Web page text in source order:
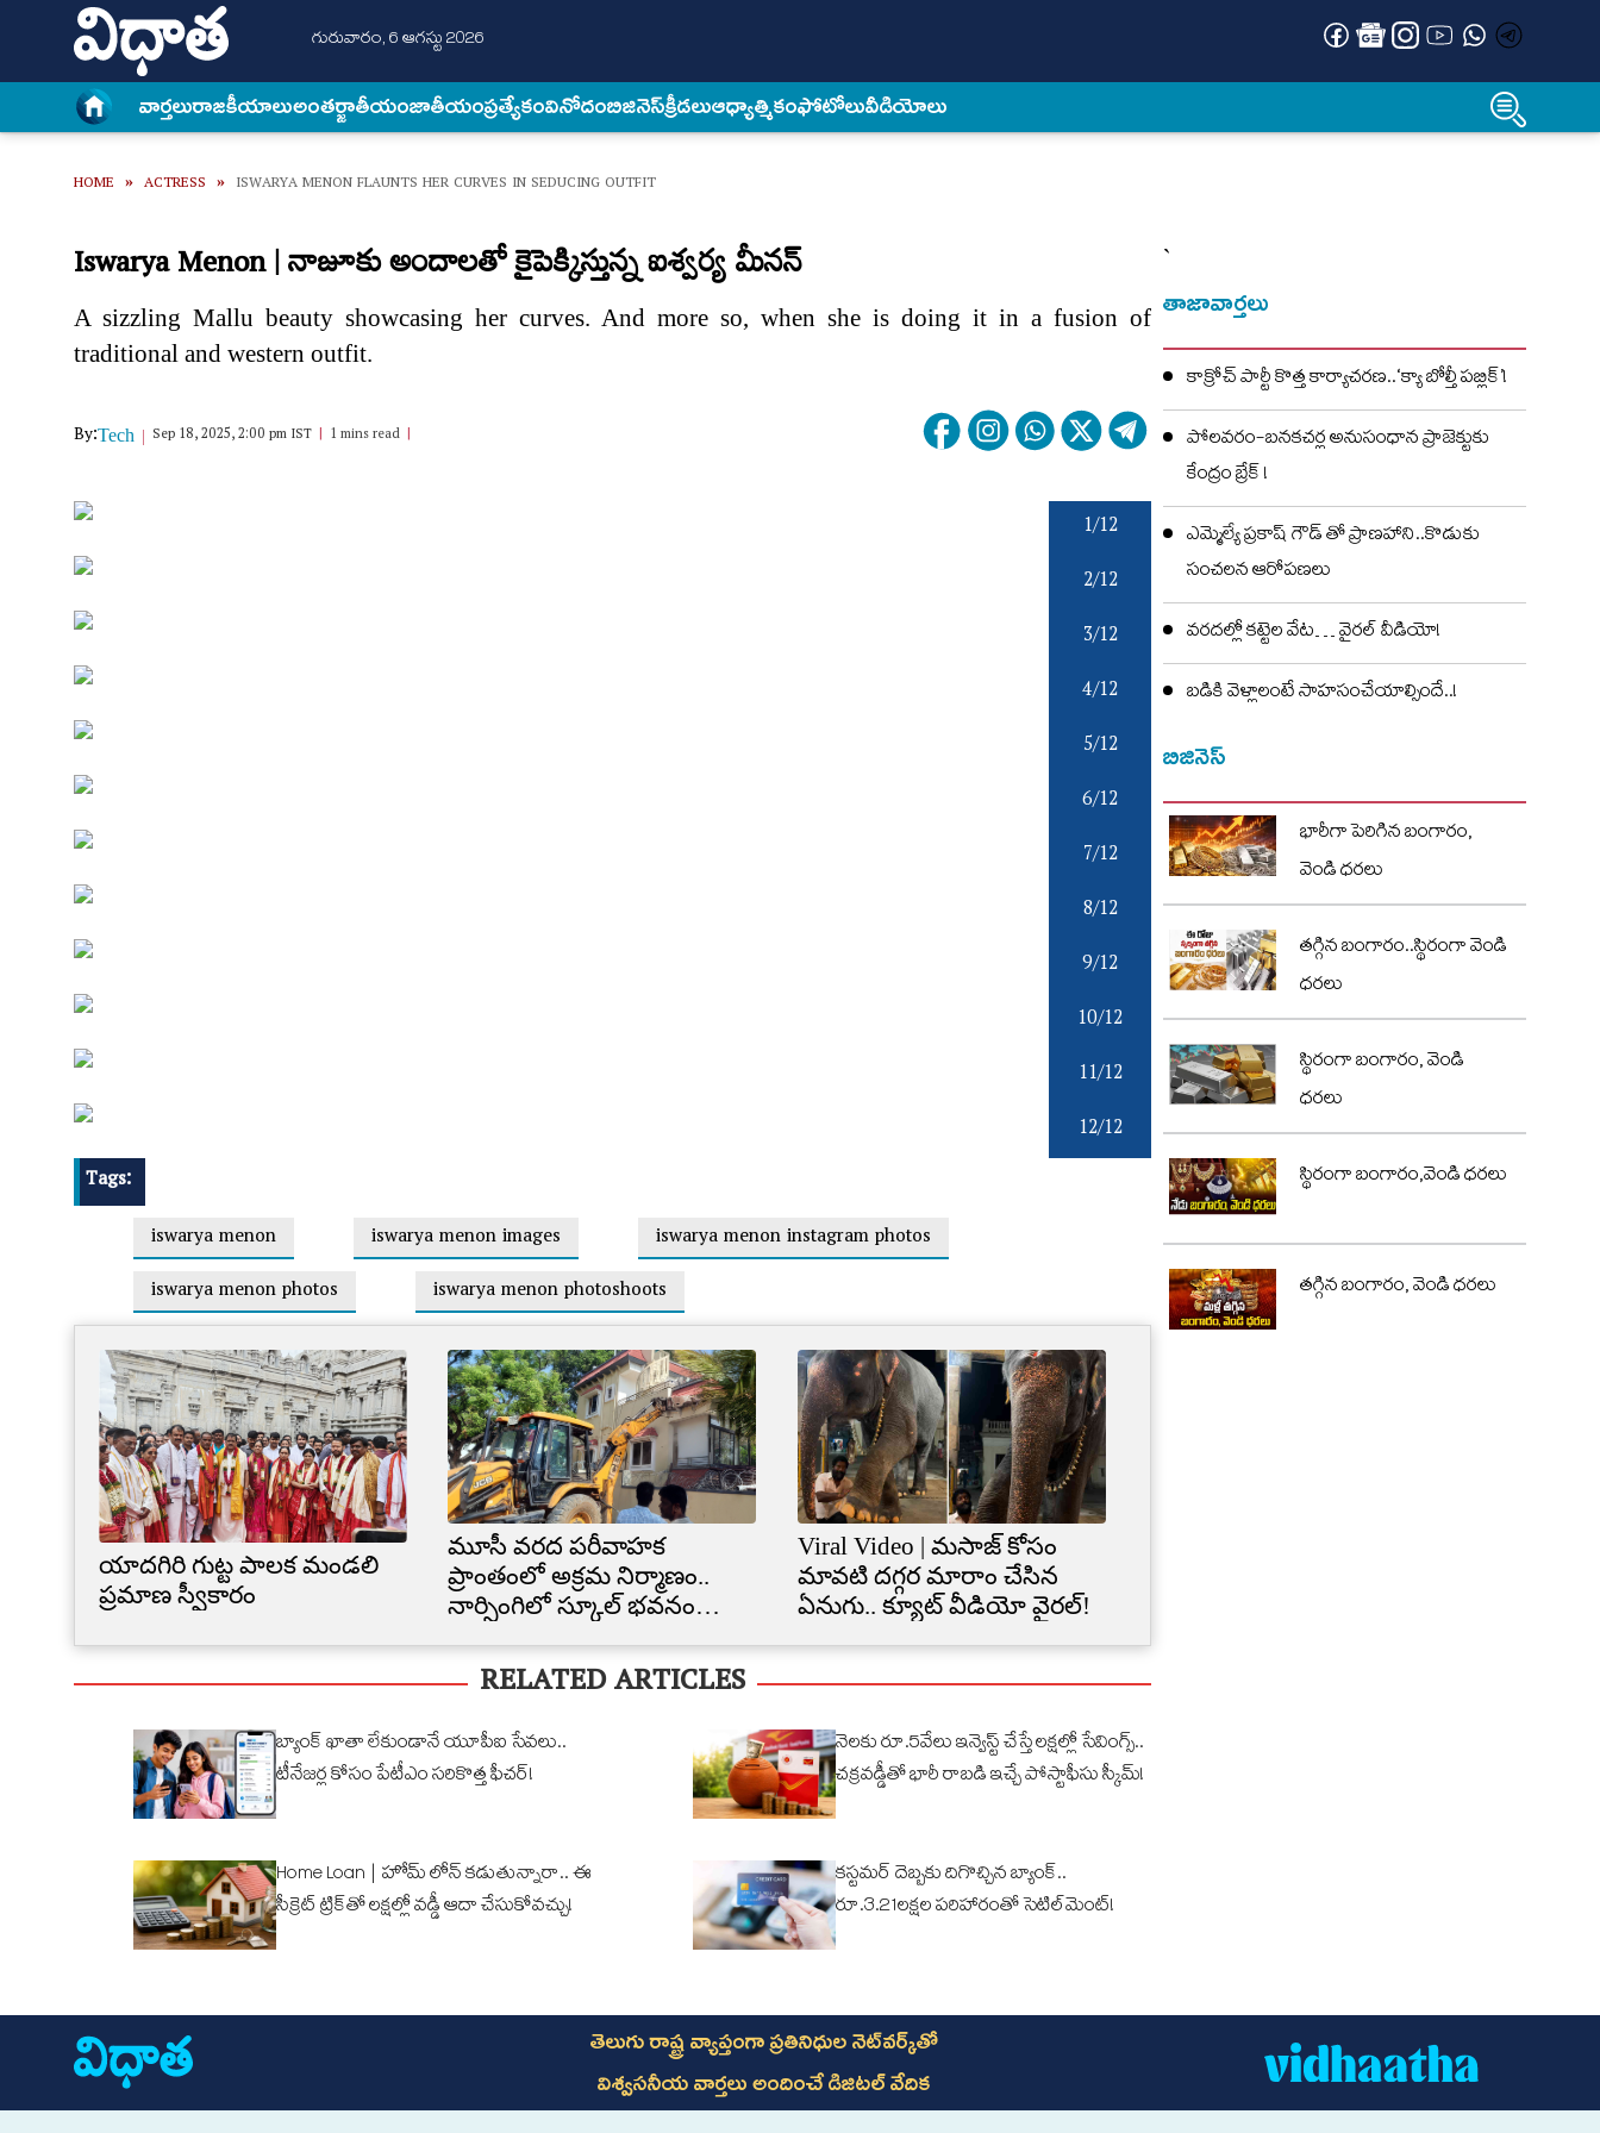
గురువారం, 6 ఆగస్టు 2026
వార్త‌లురాజకీయాలుఅంత‌ర్జాతీయంజాతీయంప్రత్యేకంవినోదంబిజినెస్క్రీడలుఆధ్యాత్మికంఫోటోలువీడియోలు
HOME » ACTRESS » ISWARYA MENON FLAUNTS HER CURVES IN SEDUCING OUTFIT
Iswarya Menon | నాజూకు అందాలతో కైపెక్కిస్తున్న ఐశ్వర్య మీనన్
A sizzling Mallu beauty showcasing her curves. And more so, when she is doing it in a fusion of
traditional and western outfit.
By:Tech Sep 18, 2025, 2:00 pm IST 1 mins read
1/12
2/12
3/12
4/12
5/12
6/12
7/12
8/12
9/12
10/12
11/12
12/12
Tags:
iswarya menon
iswarya menon images
iswarya menon instagram photos
iswarya menon photos
iswarya menon photoshoots
యాదగిరి గుట్ట పాలక మండలి
ప్రమాణ స్వీకారం
మూసీ వరద పరీవాహక
ప్రాంతంలో అక్రమ నిర్మాణం..
నార్సింగిలో స్కూల్‌ భవనం
Viral Video | మసాజ్ కోసం
మావటి దగ్గర మారాం చేసిన
ఏనుగు.. క్యూట్ వీడియో వైరల్!
RELATED ARTICLES
బ్యాంక్ ఖాతా లేకుండానే యూపీఐ సేవలు..
టీనేజర్ల కోసం పేటీఎం సరికొత్త ఫీచర్!
నెలకు రూ.5వేలు ఇన్వెస్ట్ చేస్తే లక్షల్లో సేవింగ్స్..
చక్రవడ్డీతో భారీ రాబడి ఇచ్చే పోస్టాఫీసు స్కీమ్!
Home Loan | హోమ్ లోన్ కడుతున్నారా.. ఈ
సీక్రెట్ ట్రిక్‌తో లక్షల్లో వడ్డీ ఆదా చేసుకోవచ్చు!
కస్టమర్ దెబ్బకు దిగొచ్చిన బ్యాంక్..
రూ.3.21లక్షల పరిహారంతో సెటిల్‌మెంట్!
`
తాజావార్తలు
కాక్రోచ్ పార్టీ కొత్త కార్యాచరణ..‘క్యా బోల్తీ పబ్లిక్’!
పోలవరం-బనకచర్ల అనుసంధాన ప్రాజెక్టుకు
కేంద్రం బ్రేక్ !
ఎమ్మెల్యే ప్రకాష్ గౌడ్ తో ప్రాణహాని..కొడుకు
సంచలన ఆరోపణలు
వరదల్లో కట్టెల వేట… వైరల్ వీడియో!
బడికి వెళ్లాలంటే సాహసంచేయాల్సిందే..!
బిజినెస్
భారీగా పెరిగిన బంగారం,
వెండి ధరలు
తగ్గిన బంగారం..స్థిరంగా వెండి
ధరలు
స్థిరంగా బంగారం, వెండి
ధరలు
స్థిరంగా బంగారం,వెండి ధరలు
తగ్గిన బంగారం, వెండి ధరలు
తెలుగు రాష్ట్ర వ్యాప్తంగా ప్రతినిధుల నెట్‌వర్క్‌తో
విశ్వసనీయ వార్తలు అందించే డిజిటల్ వేదిక